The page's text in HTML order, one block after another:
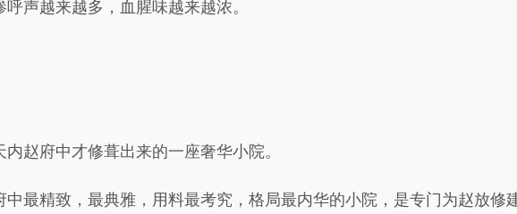
呼声越来越多，血腥味越来越浓。
赵府中才修葺出来的一座奢华小院。
中最精致，最典雅，用料最考究，格局最内华的小院，是专门为赵放修